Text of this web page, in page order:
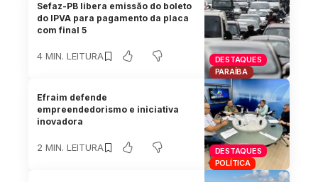
DESTAQUES
PARAÍBA
Sefaz-PB libera emissão do boleto
do IPVA para pagamento da placa
com final 5
4 MIN. LEITURA
DESTAQUES
POLÍTICA
Efraim defende
empreendedorismo e iniciativa
inovadora
2 MIN. LEITURA